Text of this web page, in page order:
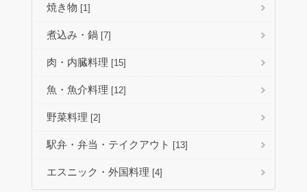
焼き物 [1]
煮込み・鍋 [7]
肉・内臓料理 [15]
魚・魚介料理 [12]
野菜料理 [2]
駅弁・弁当・テイクアウト [13]
エスニック・外国料理 [4]